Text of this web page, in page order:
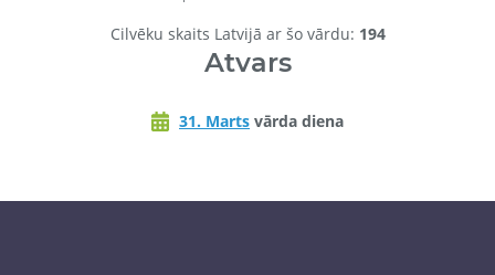
Cilvēku skaits Latvijā ar šo vārdu: 194
Atvars
31. Marts vārda diena